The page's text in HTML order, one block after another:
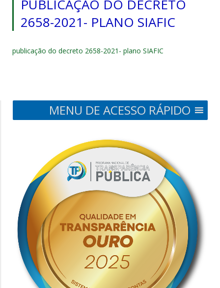
PUBLICAÇÃO DO DECRETO
2658-2021- PLANO SIAFIC
publicação do decreto 2658-2021- plano SIAFIC
MENU DE ACESSO RÁPIDO